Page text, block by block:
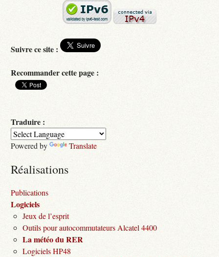
Suivre ce site :
Recommander cette page :
Traduire :
Powered by Translate
Réalisations
Publications
Logiciels
Jeux de l’esprit
Outils pour autocommutateurs Alcatel 4400
La météo du RER
Logiciels HP48